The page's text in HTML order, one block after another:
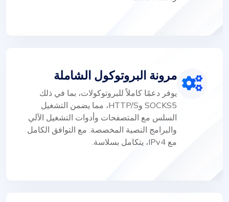
مرونة البروتوكول الشاملة
يوفر دعمًا كاملاً للبروتوكولات، بما في ذلك
SOCKS5 وHTTP/S، مما يضمن التشغيل
السلس مع المتصفحات وأدوات التشغيل الآلي
والبرامج النصية المخصصة. مع التوافق الكامل
مع IPv4، يتكامل بسلاسة.